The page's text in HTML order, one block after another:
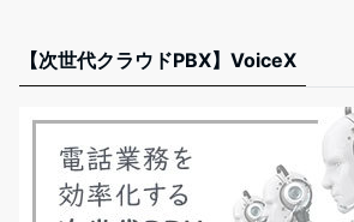
【次世代クラウドPBX】VoiceX